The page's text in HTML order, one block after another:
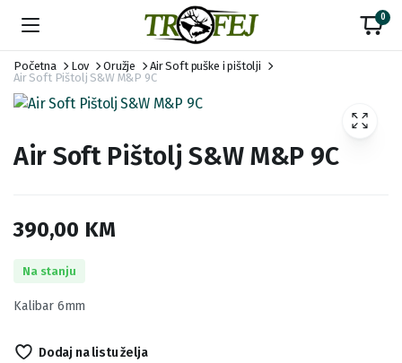
0
Početna Lov Oružje
Air Soft puške i pištolji
Air Soft Pištolj S&W M&P 9C
Air Soft Pištolj S&W M&P 9C
390,00 KM
Na stanju
Kalibar 6mm
Dodaj na listu želja